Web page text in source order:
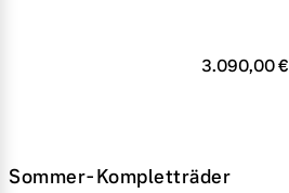
3.090,00 €
Sommer-Kompletträder